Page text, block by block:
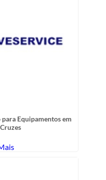
Equipamentos em